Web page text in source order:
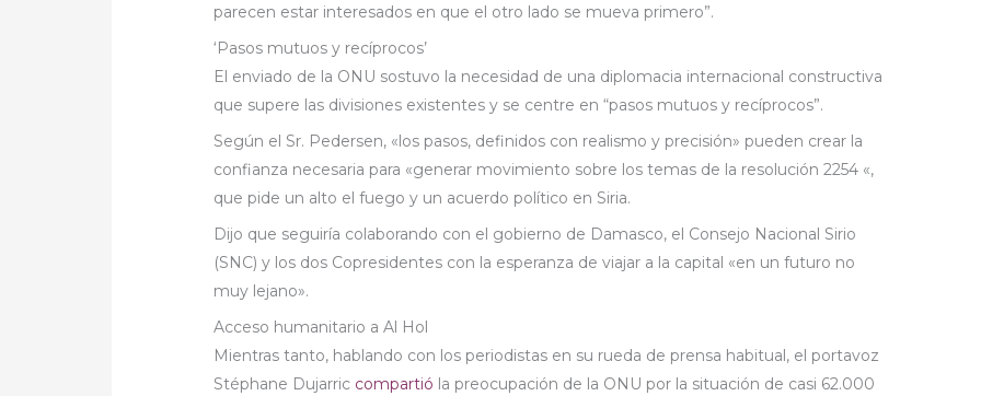
parecen estar interesados en que el otro lado se mueva primero”.
‘Pasos mutuos y recíprocos’
El enviado de la ONU sostuvo la necesidad de una diplomacia internacional constructiva
que supere las divisiones existentes y se centre en “pasos mutuos y recíprocos”.
Según el Sr. Pedersen, «los pasos, definidos con realismo y precisión» pueden crear la
confianza necesaria para «generar movimiento sobre los temas de la resolución 2254 «,
que pide un alto el fuego y un acuerdo político en Siria.
Dijo que seguiría colaborando con el gobierno de Damasco, el Consejo Nacional Sirio
(SNC) y los dos Copresidentes con la esperanza de viajar a la capital «en un futuro no
muy lejano».
Acceso humanitario a Al Hol
Mientras tanto, hablando con los periodistas en su rueda de prensa habitual, el portavoz
Stéphane Dujarric compartió la preocupación de la ONU por la situación de casi 62.000